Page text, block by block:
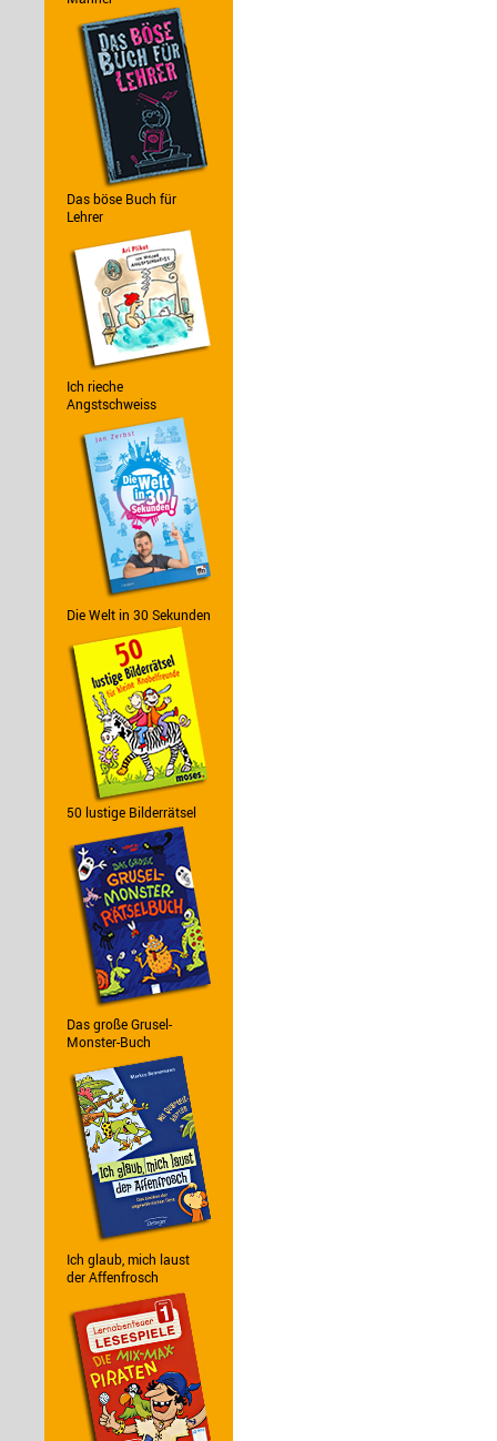
Das böse Buch für
Lehrer
Ich rieche
Angstschweiss
Die Welt in 30 Sekunden
50 lustige Bilderrätsel
Das große Grusel-
Monster-Buch
Ich glaub, mich laust
der Affenfrosch